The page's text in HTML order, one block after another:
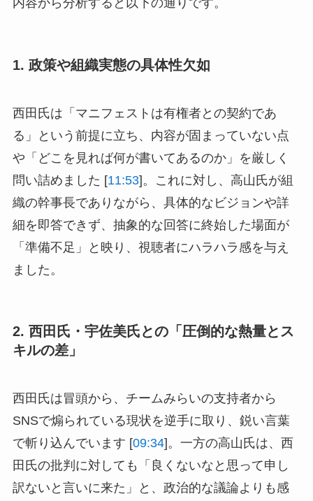
内容から分析すると以下の通りです。
1. 政策や組織実態の具体性欠如
西田氏は「マニフェストは有権者との契約であ
る」という前提に立ち、内容が固まっていない点
や「どこを見れば何が書いてあるのか」を厳しく
問い詰めました [11:53]。これに対し、高山氏が組
織の幹事長でありながら、具体的なビジョンや詳
細を即答できず、抽象的な回答に終始した場面が
「準備不足」と映り、視聴者にハラハラ感を与え
ました。
2. 西田氏・宇佐美氏との「圧倒的な熱量とス
キルの差」
西田氏は冒頭から、チームみらいの支持者から
SNSで煽られている現状を逆手に取り、鋭い言葉
で斬り込んでいます [09:34]。一方の高山氏は、西
田氏の批判に対しても「良くないなと思って申し
訳ないと言いに来た」と、政治的な議論よりも感